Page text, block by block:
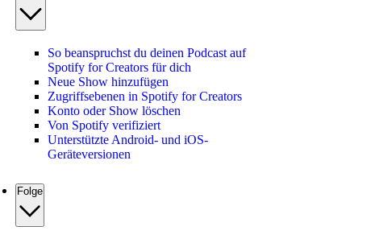
So beanspruchst du deinen Podcast auf
Spotify for Creators für dich
Neue Show hinzufügen
Zugriffsebenen in Spotify for Creators
Konto oder Show löschen
Von Spotify verifiziert
Unterstützte Android- und iOS-
Geräteversionen
Folge